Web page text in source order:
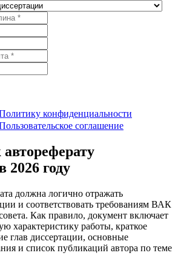
конфиденциальности
соглашение
2026 году
должна логично отражать
и соответствовать требованиям ВАК
Как правило, документ включает
характеристику работы, краткое
глав диссертации, основные
и список публикаций автора по теме